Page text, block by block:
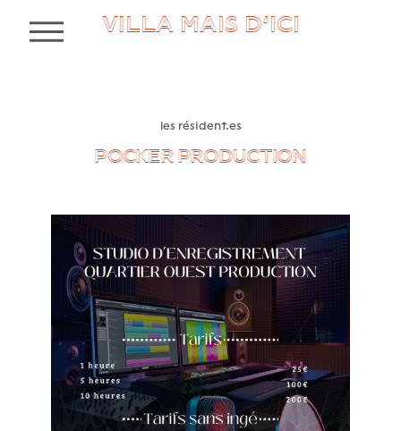
VILLA MAIS D’ICI
MENU
les résident.es
POCKER PRODUCTION